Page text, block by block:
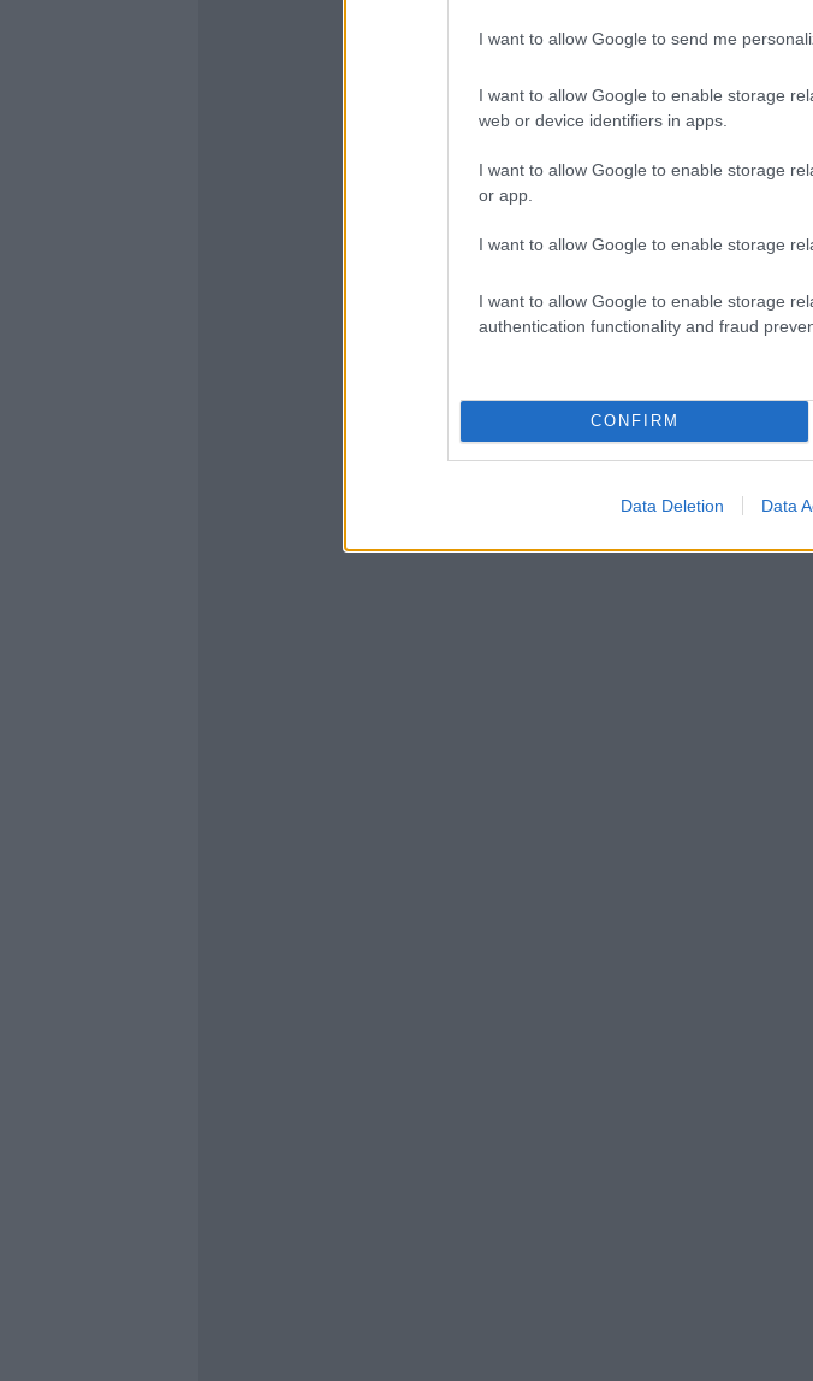
I want to allow Google to send me
I want to allow Google to enable storage
web or device identifiers in apps.
I want to allow Google to enable storage
or app.
I want to allow Google to enable storage
I want to allow Google to enable storage
authentication functionality and fraud
CONFIRM
Data Deletion Data